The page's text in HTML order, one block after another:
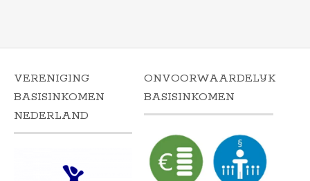
VERENIGING
BASISINKOMEN
NEDERLAND
ONVOORWAARDELIJK
BASISINKOMEN